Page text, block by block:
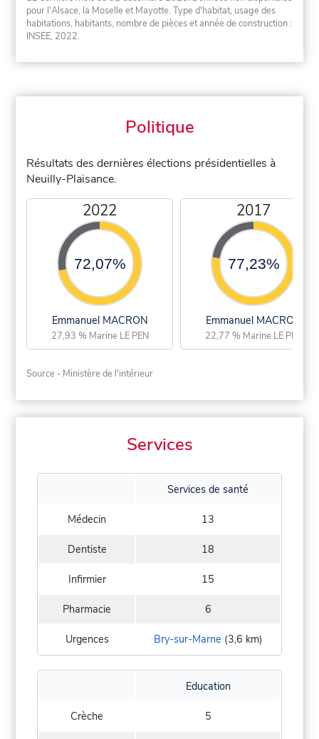
pour l'Alsace, la Moselle et Mayotte. Type d'habitat, usage des
habitations, habitants, nombre de pièces et année de construction :
INSEE, 2022.
Politique
Résultats des dernières élections présidentielles à
Neuilly-Plaisance.
2022
72,07%
Emmanuel MACRON
27,93 % Marine LE PEN
2017
77,23%
Emmanuel MACRON
22,77 % Marine LE PEN
Source - Ministère de l'intérieur
Services
Services de santé
Médecin 13
Dentiste 18
Infirmier 15
Pharmacie 6
Urgences Bry-sur-Marne (3,6 km)
Education
Crèche 5